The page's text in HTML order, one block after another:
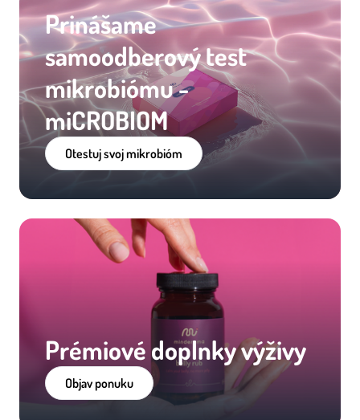
Prinášame
samoodberový test
mikrobiómu -
miCROBIOM
Otestuj svoj mikrobióm
Prémiové doplnky výživy
Objav ponuku